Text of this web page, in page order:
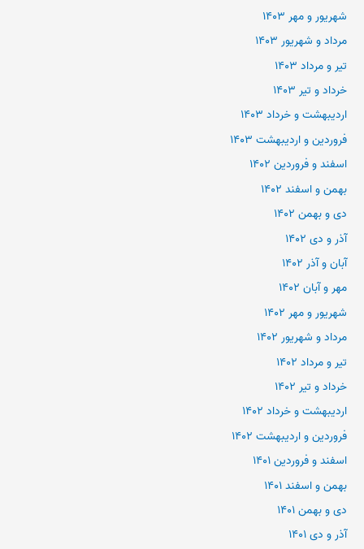
شهریور و مهر ۱۴۰۳
مرداد و شهریور ۱۴۰۳
تیر و مرداد ۱۴۰۳
خرداد و تیر ۱۴۰۳
اردیبهشت و خرداد ۱۴۰۳
فروردین و اردیبهشت ۱۴۰۳
اسفند و فروردین ۱۴۰۲
بهمن و اسفند ۱۴۰۲
دی و بهمن ۱۴۰۲
آذر و دی ۱۴۰۲
آبان و آذر ۱۴۰۲
مهر و آبان ۱۴۰۲
شهریور و مهر ۱۴۰۲
مرداد و شهریور ۱۴۰۲
تیر و مرداد ۱۴۰۲
خرداد و تیر ۱۴۰۲
اردیبهشت و خرداد ۱۴۰۲
فروردین و اردیبهشت ۱۴۰۲
اسفند و فروردین ۱۴۰۱
بهمن و اسفند ۱۴۰۱
دی و بهمن ۱۴۰۱
آذر و دی ۱۴۰۱